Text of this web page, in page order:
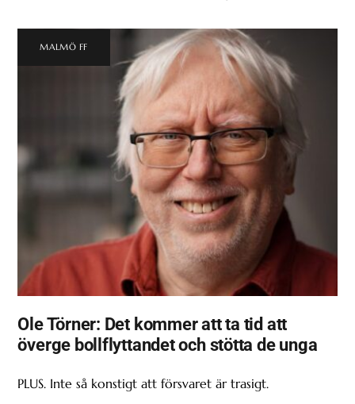
MALMÖ FF
Ole Törner: Det kommer att ta tid att
överge bollflyttandet och stötta de unga
PLUS. Inte så konstigt att försvaret är trasigt.